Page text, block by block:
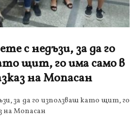
с недъзи, за да го
щит, го има само в
на Мопасан
за да го използваш като щит, го
на Мопасан